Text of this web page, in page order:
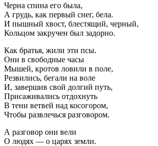
Черна спина его была,
А грудь, как первый снег, бела.
И пышный хвост, блестящий, черный,
Кольцом закручен был задорно.
Как братья, жили эти псы.
Они в свободные часы
Мышей, кротов ловили в поле,
Резвились, бегали на воле
И, завершив свой долгий путь,
Присаживались отдохнуть
В тени ветвей над косогором,
Чтобы развлечься разговором.
А разговор они вели
О людях — о царях земли.